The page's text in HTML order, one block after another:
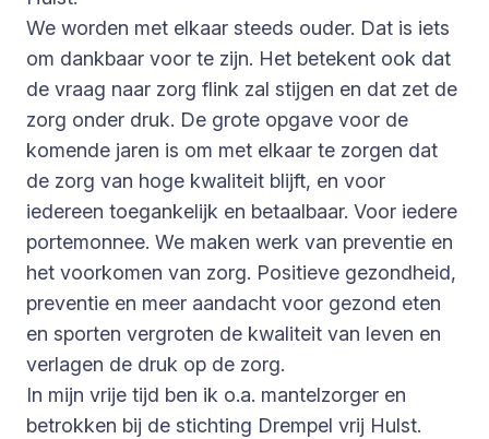
We worden met elkaar steeds ouder. Dat is iets
om dankbaar voor te zijn. Het betekent ook dat
de vraag naar zorg flink zal stijgen en dat zet de
zorg onder druk. De grote opgave voor de
komende jaren is om met elkaar te zorgen dat
de zorg van hoge kwaliteit blijft, en voor
iedereen toegankelijk en betaalbaar. Voor iedere
portemonnee. We maken werk van preventie en
het voorkomen van zorg. Positieve gezondheid,
preventie en meer aandacht voor gezond eten
en sporten vergroten de kwaliteit van leven en
verlagen de druk op de zorg.
In mijn vrije tijd ben ik o.a. mantelzorger en
betrokken bij de stichting Drempel vrij Hulst.